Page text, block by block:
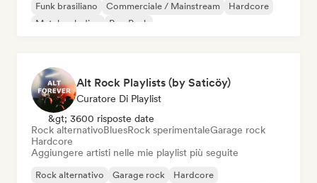
Funk brasiliano
Commerciale / Mainstream
Hardcore
Metal melodico
Pop Punk
Alt Rock Playlists (by Saticöy)
Curatore Di Playlist
&gt; 3600 risposte date
Rock alternativoBluesRock sperimentaleGarage rock
Hardcore
Aggiungere artisti nelle mie playlist più seguite
Rock alternativo Garage rock
Hardcore